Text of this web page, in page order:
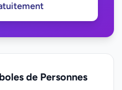
de Personnes